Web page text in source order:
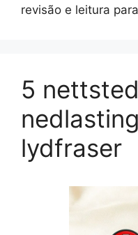
revisão e leitura
5
lydfraser